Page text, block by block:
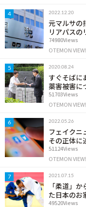
4 2022.12.20
元マルサの
リアパスの
74980Views
OTEMON
5 2020.08.24
すぐそばに
薬害被害に
51703Views
OTEMON
6 2022.05.26
フェイクニ
その正体に
51124Views
OTEMON
7 2021.07.15
「柔道」
た日本のお
49520Views